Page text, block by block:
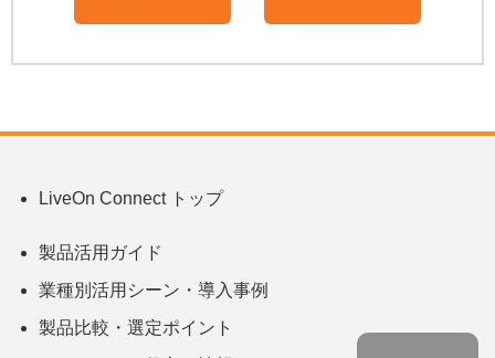
LiveOn Connect トップ
製品活用ガイド
業種別活用シーン・導入事例
製品比較・選定ポイント